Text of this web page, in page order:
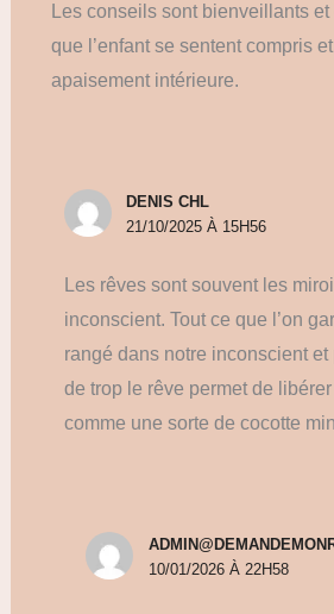
Les conseils sont bienveillants
que l’enfant se sentent compris
apaisement intérieure.
DENIS CHL
21/10/2025 À 15H56
Les rêves sont souvent les
inconscient. Tout ce que l’on
rangé dans notre inconscient
de trop le rêve permet de
comme une sorte de cocotte
10/01/2026 À 22H58